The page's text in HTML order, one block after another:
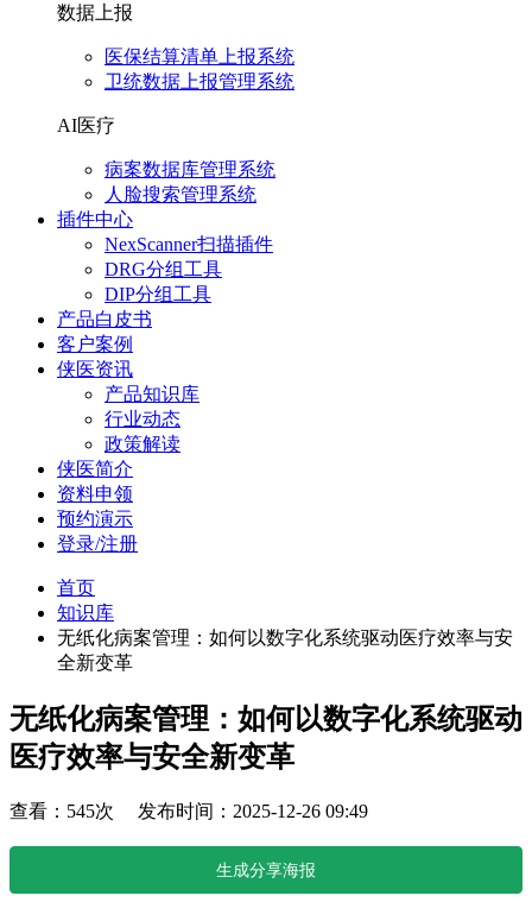
数据上报
医保结算清单上报系统
卫统数据上报管理系统
AI医疗
病案数据库管理系统
人脸搜索管理系统
插件中心
NexScanner扫描插件
DRG分组工具
DIP分组工具
产品白皮书
客户案例
侠医资讯
产品知识库
行业动态
政策解读
侠医简介
资料申领
预约演示
登录/注册
首页
知识库
无纸化病案管理：如何以数字化系统驱动医疗效率与安
全新变革
无纸化病案管理：如何以数字化系统驱动
医疗效率与安全新变革
查看：545次 发布时间：2025-12-26 09:49
生成分享海报